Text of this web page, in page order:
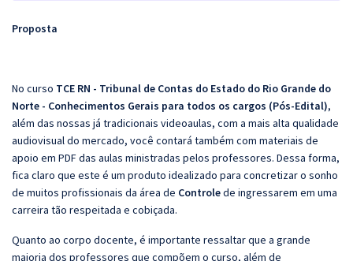
Proposta
No curso TCE RN - Tribunal de Contas do Estado do Rio Grande do
Norte - Conhecimentos Gerais para todos os cargos (Pós-Edital),
além das nossas já tradicionais videoaulas, com a mais alta qualidade
audiovisual do mercado, você contará também com materiais de
apoio em PDF das aulas ministradas pelos professores. Dessa forma,
fica claro que este é um produto idealizado para concretizar o sonho
de muitos profissionais da área de Controlede ingressarem em uma
carreira tão respeitada e cobiçada.
Quanto ao corpo docente, é importante ressaltar que a grande
maioria dos professores que compõem o curso, além de